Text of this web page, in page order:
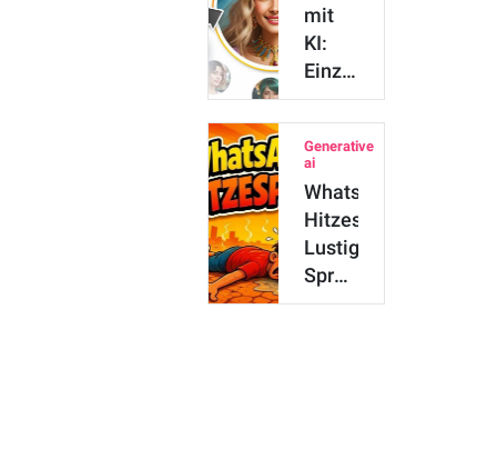
mit
KI:
Einzigartige
Profilbilder
für
Insta…
Generative
ai
WhatsApp-
Hitzesprüche:
Lustige
Sprüche
und